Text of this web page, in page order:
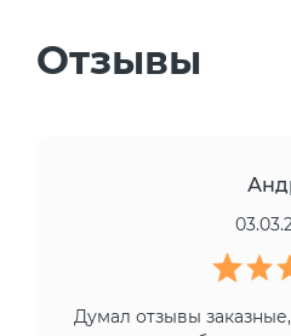
Отзывы
Думал отзывы